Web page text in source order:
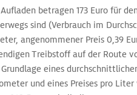
betragen 173 Euro für
sind (Verbrauch im
angenommener Preis 0,39
Treibstoff auf der Route
eines
und eines Preises pro